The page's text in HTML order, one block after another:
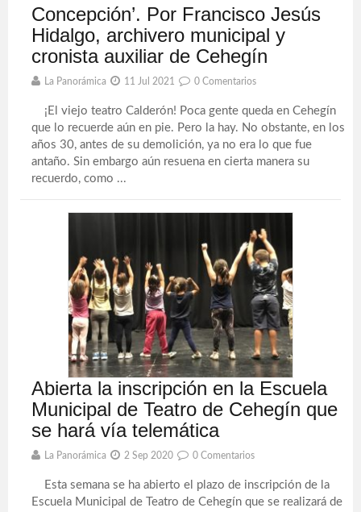
Concepción’. Por Francisco Jesús
Hidalgo, archivero municipal y
cronista auxiliar de Cehegín
La Panorámica 11 Jul 2021 0 Comentarios
¡El viejo teatro Calderón! Poca gente queda en Cehegín
que lo recuerde aún en pie. Pero la hay. No obstante, en los
años 30, antes de su demolición, ya no era lo que fue
antaño. Sin embargo aún resuena en cierta manera su
recuerdo, como ...
Abierta la inscripción en la Escuela
Municipal de Teatro de Cehegín que
se hará vía telemática
La Panorámica 2 Sep 2020 0 Comentarios
Esta semana se ha abierto el plazo de inscripción de la
Escuela Municipal de Teatro de Cehegín que se realizará de